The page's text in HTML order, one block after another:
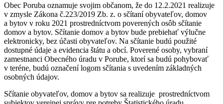
Obec Poruba oznamuje svojim občanom, že do 12.2.2021 realizuje
v zmysle Zákona č.223/2019 Zb. z. o sčítaní obyvateľov, domov
a bytov v roku 2021 prostredníctvom poverených osôb sčítanie
domov a bytov. Sčítanie domov a bytov bude prebiehať výlučne
elektronicky, bez účasti obyvateľov. Na sčítanie budú použité
dostupné údaje a evidencia štátu a obcí. Poverené osoby, vybraní
zamestnanci Obecného úradu v Porube, ktorí sa budú pohybovať
v teréne, budú označení logom sčítania s uvedením základných
osobných údajov.
Sčítanie obyvateľov, domov a bytov sa realizuje prostredníctvom